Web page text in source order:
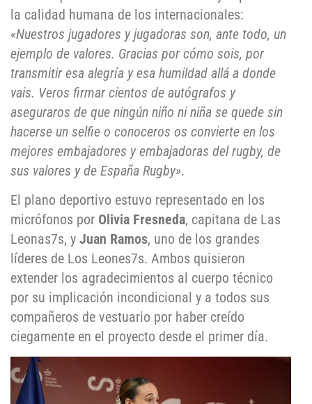
la calidad humana de los internacionales:
«Nuestros jugadores y jugadoras son, ante todo, un
ejemplo de valores. Gracias por cómo sois, por
transmitir esa alegría y esa humildad allá a donde
vais. Veros firmar cientos de autógrafos y
aseguraros de que ningún niño ni niña se quede sin
hacerse un selfie o conoceros os convierte en los
mejores embajadores y embajadoras del rugby, de
sus valores y de España Rugby».
El plano deportivo estuvo representado en los
micrófonos por Olivia Fresneda, capitana de Las
Leonas7s, y Juan Ramos, uno de los grandes
líderes de Los Leones7s. Ambos quisieron
extender los agradecimientos al cuerpo técnico
por su implicación incondicional y a todos sus
compañeros de vestuario por haber creído
ciegamente en el proyecto desde el primer día.